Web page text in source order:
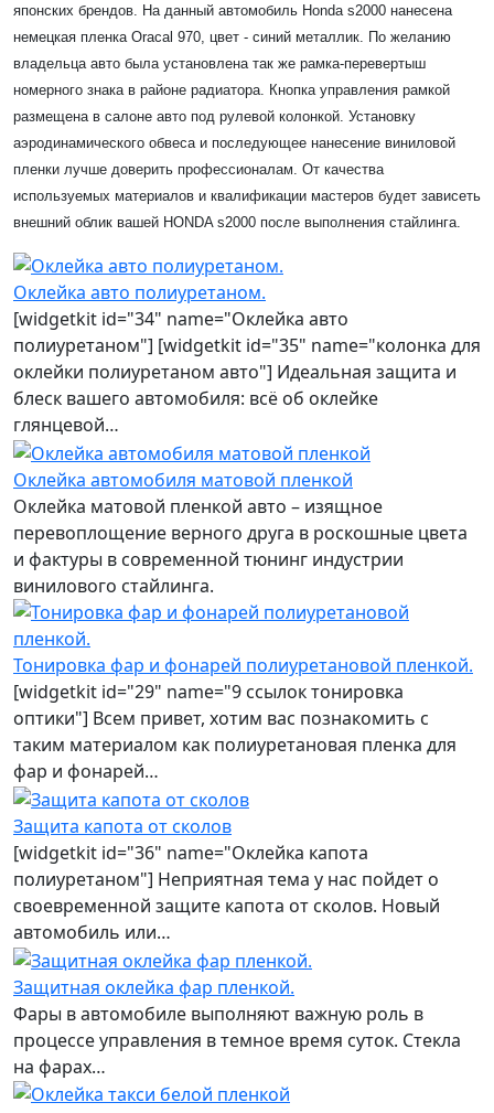
японских брендов. На данный автомобиль Honda s2000 нанесена
немецкая пленка Oracal 970, цвет - синий металлик. По желанию
владельца авто была установлена так же рамка-перевертыш
номерного знака в районе радиатора. Кнопка управления рамкой
размещена в салоне авто под рулевой колонкой. Установку
аэродинамического обвеса и последующее нанесение виниловой
пленки лучше доверить профессионалам. От качества
используемых материалов и квалификации мастеров будет зависеть
внешний облик вашей HONDA s2000 после выполнения стайлинга.
Оклейка авто полиуретаном.
[widgetkit id="34" name="Оклейка авто
полиуретаном"] [widgetkit id="35" name="колонка для
оклейки полиуретаном авто"] Идеальная защита и
блеск вашего автомобиля: всё об оклейке
глянцевой…
Оклейка автомобиля матовой пленкой
Оклейка матовой пленкой авто – изящное
перевоплощение верного друга в роскошные цвета
и фактуры в современной тюнинг индустрии
винилового стайлинга.
Тонировка фар и фонарей полиуретановой пленкой.
[widgetkit id="29" name="9 ссылок тонировка
оптики"] Всем привет, хотим вас познакомить с
таким материалом как полиуретановая пленка для
фар и фонарей…
Защита капота от сколов
[widgetkit id="36" name="Оклейка капота
полиуретаном"] Неприятная тема у нас пойдет о
своевременной защите капота от сколов. Новый
автомобиль или…
Защитная оклейка фар пленкой.
Фары в автомобиле выполняют важную роль в
процессе управления в темное время суток. Стекла
на фарах…